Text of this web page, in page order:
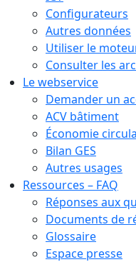
Configurateurs
Autres données
Utiliser le
Consulter les
Le webservice
Demander un
ACV bâtiment
Économie
Bilan GES
Autres usages
Ressources – FAQ
Réponses aux
Documents de
Glossaire
Espace presse